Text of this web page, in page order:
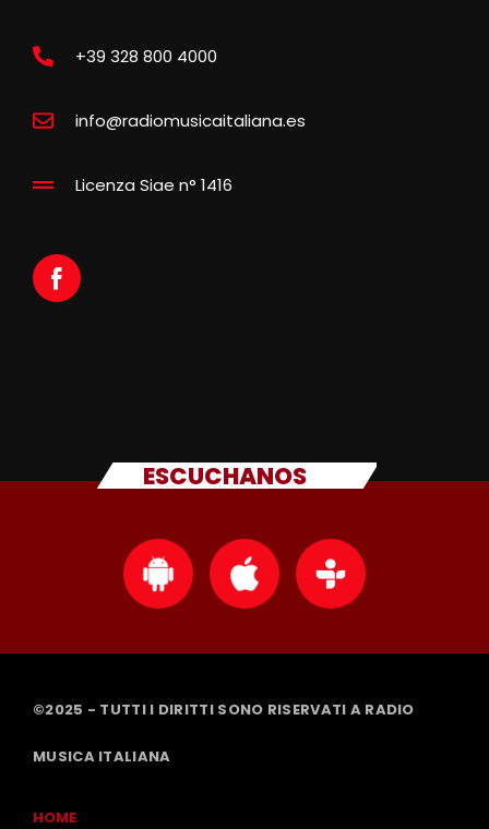
+39 328 800 4000
info@radiomusicaitaliana.es
Licenza Siae n° 1416
ESCUCHANOS
©2025 - TUTTI I DIRITTI SONO RISERVATI A RADIO
MUSICA ITALIANA
HOME